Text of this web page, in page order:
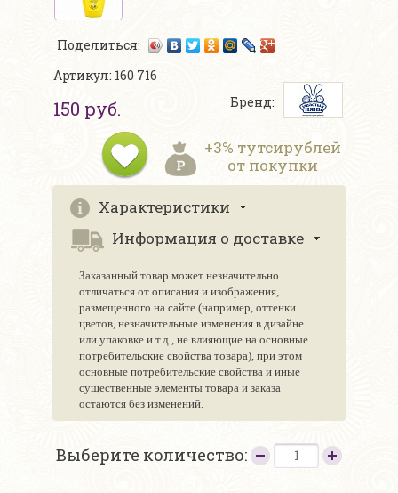
Поделиться:
Артикул: 160 716
150 руб. Бренд:
+3% тутсирублей
от покупки
Характеристики
Информация о доставке
Заказанный товар может незначительно
отличаться от описания и изображения,
размещенного на сайте (например, оттенки
цветов, незначительные изменения в дизайне
или упаковке и т.д., не влияющие на основные
потребительские свойства товара), при этом
основные потребительские свойства и иные
существенные элементы товара и заказа
остаются без изменений.
Выберите количество: